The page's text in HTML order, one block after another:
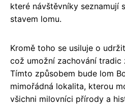
které návštěvníky seznamují
stavem lomu.
Kromě toho se usiluje o
což umožní zachování tradic
Tímto způsobem bude lom
mimořádná lokalita, kterou
všichni milovníci přírody a